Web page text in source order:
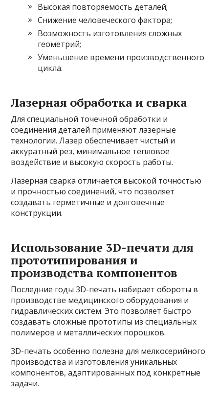
Высокая повторяемость деталей;
Снижение человеческого фактора;
Возможность изготовления сложных
геометрий;
Уменьшение времени производственного
цикла.
Лазерная обработка и сварка
Для специальной точечной обработки и
соединения деталей применяют лазерные
технологии. Лазер обеспечивает чистый и
аккуратный рез, минимальное тепловое
воздействие и высокую скорость работы.
Лазерная сварка отличается высокой точностью
и прочностью соединений, что позволяет
создавать герметичные и долговечные
конструкции.
Использование 3D-печати для
прототипирования и
производства компонентов
Последние годы 3D-печать набирает обороты в
производстве медицинского оборудования и
гидравлических систем. Это позволяет быстро
создавать сложные прототипы из специальных
полимеров и металлических порошков.
3D-печать особенно полезна для мелкосерийного
производства и изготовления уникальных
компонентов, адаптированных под конкретные
задачи.